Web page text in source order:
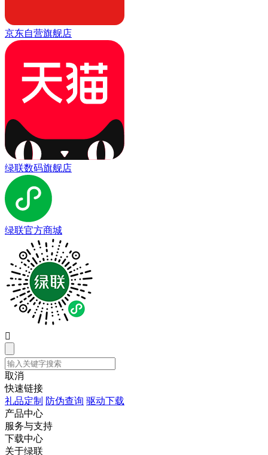
京东自营旗舰店
绿联数码旗舰店
绿联官方商城

取消
快速链接
礼品定制 防伪查询 驱动下载
产品中心
服务与支持
下载中心
关于绿联